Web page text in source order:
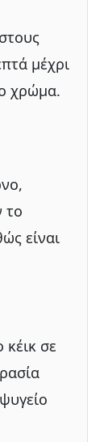
μέχρι
χρώμα.
το
είναι
σε